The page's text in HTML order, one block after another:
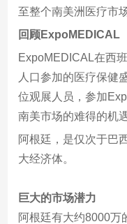
至整个南美洲医疗市
回顾ExpoMEDICAL
ExpoMEDICAL在西
人口参加的医疗保健
位观展人员，参加
南美市场的难得的机遇
阿根廷，是仅次于巴
大经济体。
巨大的市场潜力
阿根廷有大约8000万